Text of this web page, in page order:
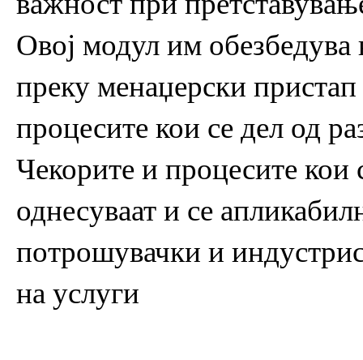
Овој модул им
преку менаџерски
процесите кои се дел од
Чекорите и процесите кои
однесуваат и се
потрошувачки и
на услуги